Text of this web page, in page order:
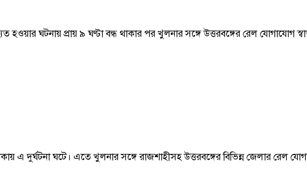
হওয়ার ঘটনায় প্রায় ৯ ঘণ্টা বন্ধ থাকার পর খুলনার সঙ্গে উত্তরবঙ্গের রেল যোগাযোগ
ঘটে। এতে খুলনার সঙ্গে রাজশাহীসহ উত্তরবঙ্গের বিভিন্ন জেলার রেল